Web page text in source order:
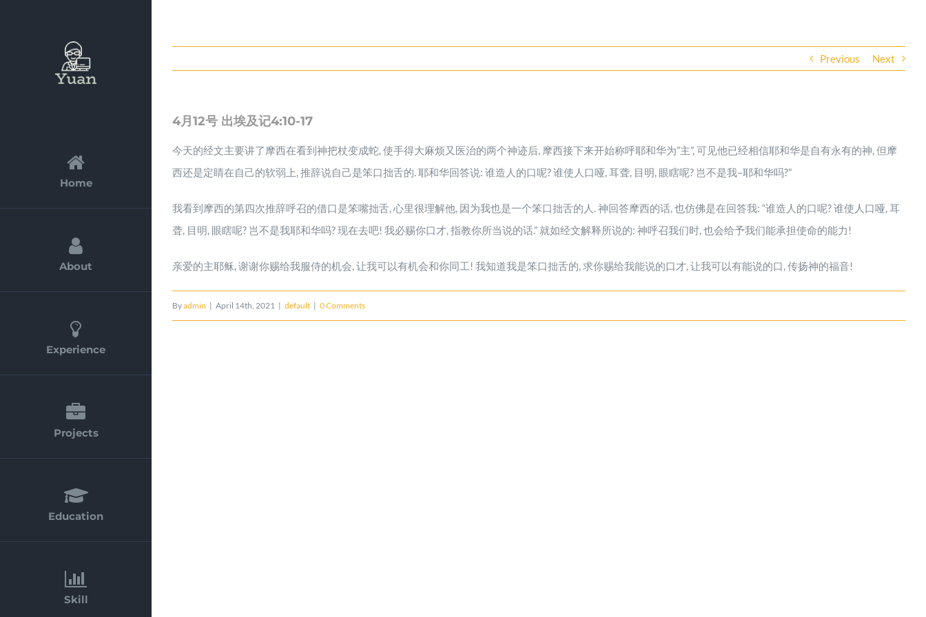
Home
About
Experience
Projects
Education
Skill
Previous Next
4月12号 出埃及记4:10-17
今天的经文主要讲了摩西在看到神把杖变成蛇, 使手得大麻烦又医治的两个神迹后, 摩西接下来开始称呼耶和华为”主”, 可见他已经相信耶和华是自有永有的神, 但摩
西还是定睛在自己的软弱上, 推辞说自己是笨口拙舌的. 耶和华回答说: 谁造人的口呢? 谁使人口哑, 耳聋, 目明, 眼瞎呢? 岂不是我–耶和华吗?”
我看到摩西的第四次推辞呼召的借口是笨嘴拙舌, 心里很理解他, 因为我也是一个笨口拙舌的人. 神回答摩西的话, 也仿佛是在回答我: “谁造人的口呢? 谁使人口哑, 耳
聋, 目明, 眼瞎呢? 岂不是我耶和华吗? 现在去吧! 我必赐你口才, 指教你所当说的话.” 就如经文解释所说的: 神呼召我们时, 也会给予我们能承担使命的能力!
亲爱的主耶稣, 谢谢你赐给我服侍的机会, 让我可以有机会和你同工! 我知道我是笨口拙舌的, 求你赐给我能说的口才, 让我可以有能说的口, 传扬神的福音!
Byadmin | April 14th, 2021 | default | 0 Comments